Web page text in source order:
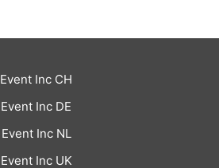
Event Inc CH
Event Inc DE
Event Inc NL
Event Inc UK